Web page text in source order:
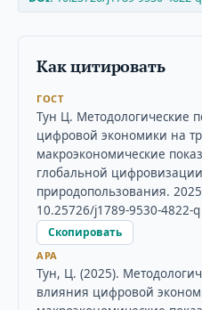
Как цитировать
ГОСТ
Тун Ц. Методологические
цифровой экономики на
макроэкономические
глобальной
природопользования.
10.25726/j1789-9530-4822-q
Скопировать
APA
Тун, Ц. (2025).
влияния цифровой